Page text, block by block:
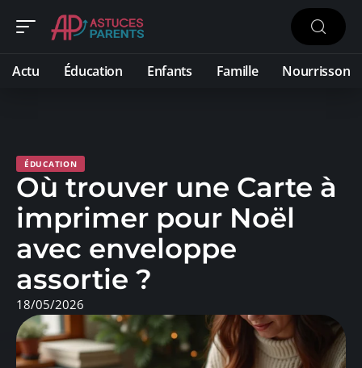
Actu Éducation Enfants Famille Nourrisson
ÉDUCATION
Où trouver une Carte à
imprimer pour Noël
avec enveloppe
assortie ?
18/05/2026